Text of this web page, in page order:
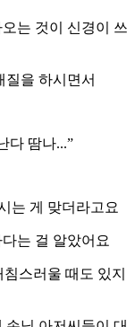
는 것이 신경이 쓰
질을 하시면서
다 땀나...”
는 게 맞더라고요
는 걸 알았어요
스러울 때도 있지